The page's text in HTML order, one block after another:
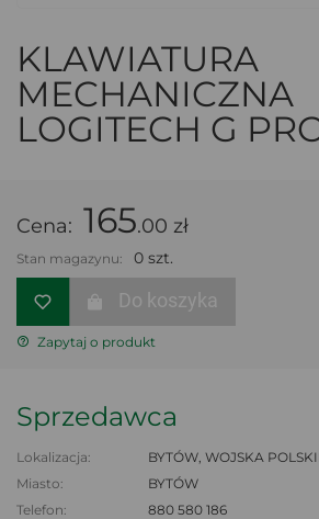
KLAWIATURA
MECHANICZNA
LOGITECH G
Cena: 165.00 zł
Stan magazynu: 0 szt.
Do koszyka
Zapytaj o produkt
Sprzedawca
Lokalizacja:
BYTÓW, WOJSKA
Miasto:
BYTÓW
Telefon:
880 580 186